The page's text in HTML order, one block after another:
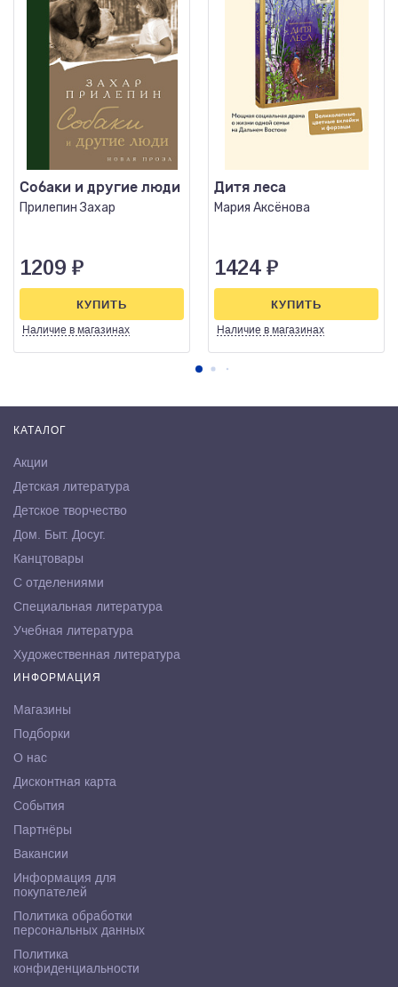
Собаки и другие люди
Прилепин Захар
1209 ₽
Наличие в магазинах
КУПИТЬ
Дитя леса
Мария Аксёнова
1424 ₽
Наличие в магазинах
КУПИТЬ
КАТАЛОГ
Акции
Детская литература
Детское творчество
Дом. Быт. Досуг.
Канцтовары
С отделениями
Специальная литература
Учебная литература
Художественная литература
ИНФОРМАЦИЯ
Магазины
Подборки
О нас
Дисконтная карта
События
Партнёры
Вакансии
Информация для
покупателей
Политика обработки
персональных данных
Политика
конфиденциальности